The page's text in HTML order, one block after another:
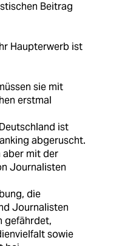
Beitrag
Haupterwerb ist
sie mit
erstmal
ist
abgeruscht.
aber mit der
Journalisten
die
Journalisten
gefährdet,
sowie